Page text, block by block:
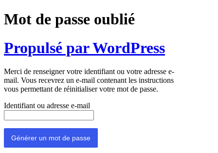
Mot de passe oublié
Propulsé par WordPress
Merci de renseigner votre identifiant ou votre adresse e-
mail. Vous recevrez un e-mail contenant les instructions
vous permettant de réinitialiser votre mot de passe.
Identifiant ou adresse e-mail